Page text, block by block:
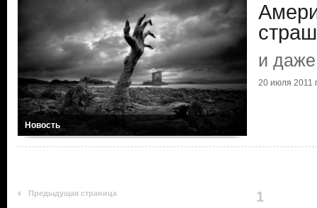
Новость
и даже
20 июля 2011
Предыдущая страница 1